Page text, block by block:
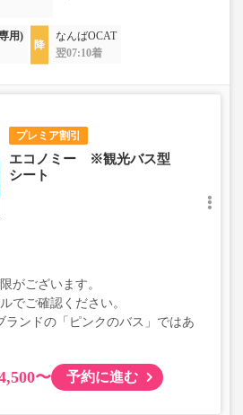
用)
なんばOCAT
翌07:10着
プレミア割引
エコノミー ※観光バス型
シート
がございます。
でご確認ください。
ランドの「ピンクのバス」ではあ
〜 予約に進む